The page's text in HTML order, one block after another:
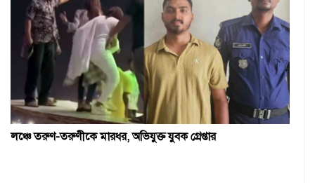
লঞ্চে তরুণ-তরুণীকে মারধর, অভিযুক্ত যুবক গ্রেপ্তার